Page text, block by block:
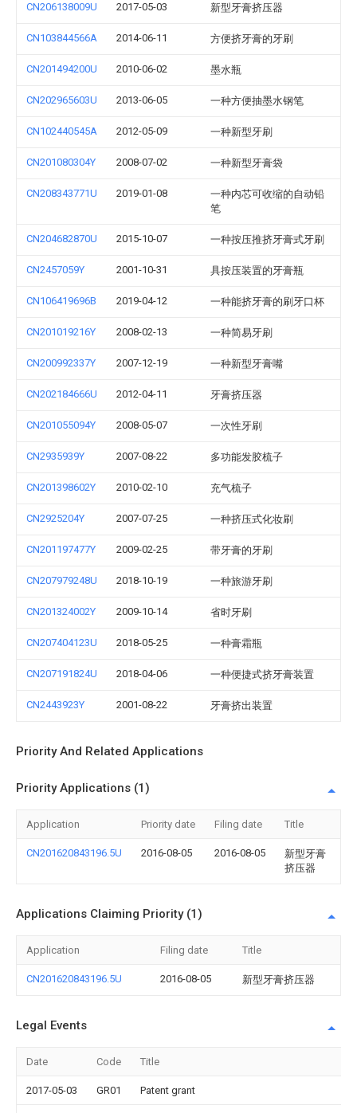
CN206138009U 2017-05-03 新型牙膏挤压器
CN103844566A 2014-06-11 方便挤牙膏的牙刷
CN201494200U 2010-06-02 墨水瓶
CN202965603U 2013-06-05 一种方便抽墨水钢笔
CN102440545A 2012-05-09 一种新型牙刷
CN201080304Y 2008-07-02 一种新型牙膏袋
CN208343771U 2019-01-08
一种内芯可收缩的自动铅
笔
CN204682870U 2015-10-07 一种按压推挤牙膏式牙刷
CN2457059Y 2001-10-31 具按压装置的牙膏瓶
CN106419696B 2019-04-12 一种能挤牙膏的刷牙口杯
CN201019216Y 2008-02-13 一种简易牙刷
CN200992337Y 2007-12-19 一种新型牙膏嘴
CN202184666U 2012-04-11 牙膏挤压器
CN201055094Y 2008-05-07 一次性牙刷
CN2935939Y 2007-08-22 多功能发胶梳子
CN201398602Y 2010-02-10 充气梳子
CN2925204Y 2007-07-25 一种挤压式化妆刷
CN201197477Y 2009-02-25 带牙膏的牙刷
CN207979248U 2018-10-19 一种旅游牙刷
CN201324002Y 2009-10-14 省时牙刷
CN207404123U 2018-05-25 一种膏霜瓶
CN207191824U 2018-04-06 一种便捷式挤牙膏装置
CN2443923Y 2001-08-22 牙膏挤出装置
Priority And Related Applications
Priority Applications (1)
Application Priority date Filing date Title
CN201620843196.5U 2016-08-05 2016-08-05
新型牙膏
挤压器
Applications Claiming Priority (1)
Application Filing date Title
CN201620843196.5U 2016-08-05 新型牙膏挤压器
Legal Events
Date Code Title
2017-05-03 GR01 Patent grant